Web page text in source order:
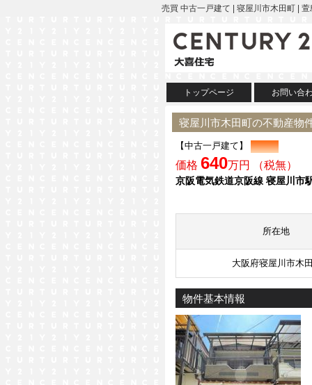
売買 中古一戸建て | 寝屋川市木田町 |
トップページ お問い合
寝屋川市木田町の不動産物
【中古一戸建て】
価格 640万円 （税無）
京阪電気鉄道京阪線 寝屋川市
所在地
大阪府寝屋川市木
物件基本情報